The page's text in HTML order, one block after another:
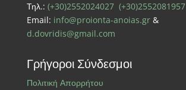
Τηλ.: (+30)2552024027 (+30)2552081957
Email: info@proionta-anoias.gr&
d.dovridis@gmail.com
Γρήγοροι Σύνδεσμοι
Πολιτική Απορρήτου